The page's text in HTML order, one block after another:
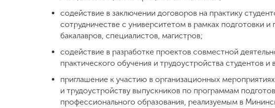
содействие в заключении договоров на практику
сотрудничестве с университетом в рамках подготовки
бакалавров, специалистов, магистров;
содействие в разработке проектов совместной
практического обучения и трудоустройства студентов и
приглашение к участию в организационных
и трудоустройству выпускников по программам
профессионального образования, реализуемым в